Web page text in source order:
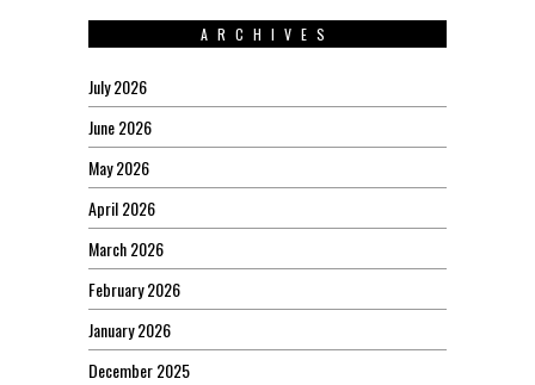
ARCHIVES
July 2026
June 2026
May 2026
April 2026
March 2026
February 2026
January 2026
December 2025